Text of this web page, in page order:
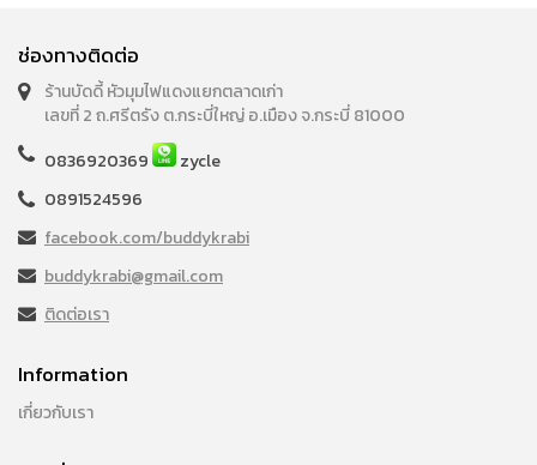
ช่องทางติดต่อ
ร้านบัดดี้ หัวมุมไฟแดงแยกตลาดเก่า
เลขที่ 2 ถ.ศรีตรัง ต.กระบี่ใหญ่ อ.เมือง จ.กระบี่ 81000
0836920369
zycle
0891524596
facebook.com/buddykrabi
buddykrabi@gmail.com
ติดต่อเรา
Information
เกี่ยวกับเรา